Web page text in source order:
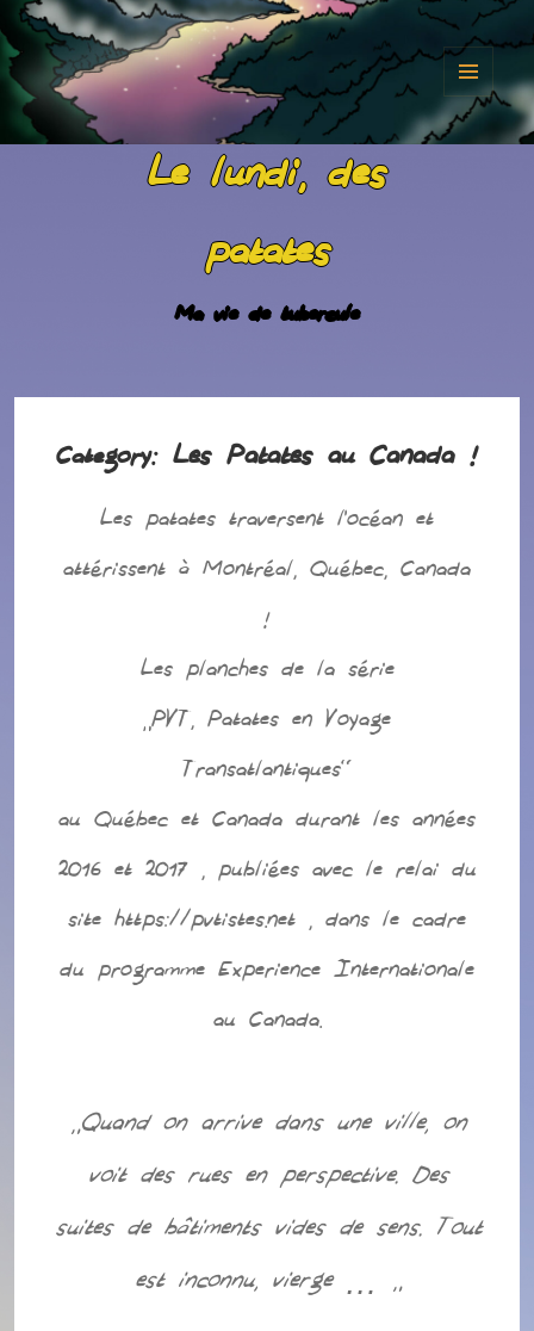
MENU
Le lundi, des
patates
Ma vie de tubercule
Category: Les Patates au Canada !
Les patates traversent l’océan et
attérissent à Montréal, Québec, Canada
!
Les planches de la série
“PVT, Patates en Voyage
Transatlantiques”
au Québec et Canada durant les années
2016 et 2017 , publiées avec le relai du
site https://pvtistes.net , dans le cadre
du programme Experience Internationale
au Canada.
“Quand on arrive dans une ville, on
voit des rues en perspective. Des
suites de bâtiments vides de sens. Tout
est inconnu, vierge … “